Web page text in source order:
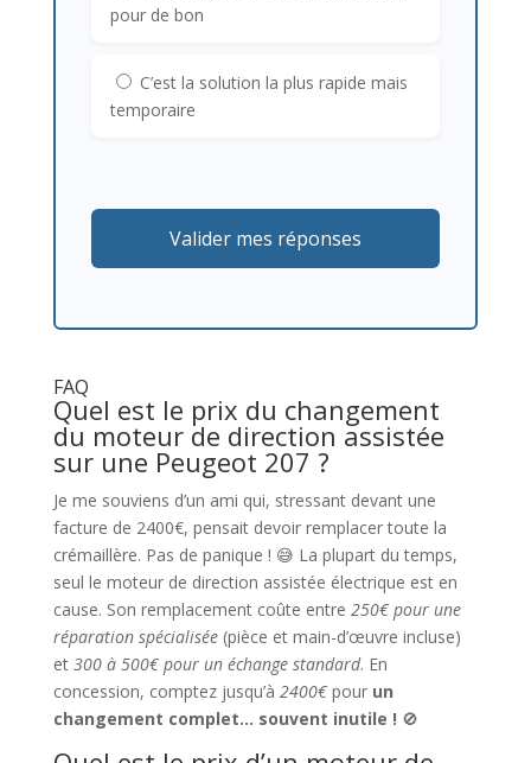
pour de bon
C’est la solution la plus rapide mais
temporaire
Valider mes réponses
FAQ
Quel est le prix du changement
du moteur de direction assistée
sur une Peugeot 207 ?
Je me souviens d’un ami qui, stressant devant une
facture de 2400€, pensait devoir remplacer toute la
crémaillère. Pas de panique ! 😅 La plupart du temps,
seul le moteur de direction assistée électrique est en
cause. Son remplacement coûte entre 250€ pour une
réparation spécialisée(pièce et main-d’œuvre incluse)
et 300 à 500€ pour un échange standard. En
concession, comptez jusqu’à 2400€pour un
changement complet… souvent inutile ! 🚫